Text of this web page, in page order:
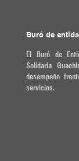
Buró de
El Buró de
Solidaria
desempeño
servicios.